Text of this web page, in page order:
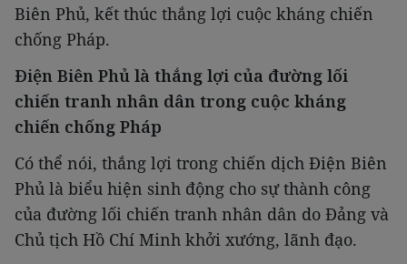
Biên Phủ, kết thúc thắng lợi cuộc kháng chiến
chống Pháp.
Điện Biên Phủ là thắng lợi của đường lối
chiến tranh nhân dân trong cuộc kháng
chiến chống Pháp
Có thể nói, thắng lợi trong chiến dịch Điện Biên
Phủ là biểu hiện sinh động cho sự thành công
của đường lối chiến tranh nhân dân do Đảng và
Chủ tịch Hồ Chí Minh khởi xướng, lãnh đạo.